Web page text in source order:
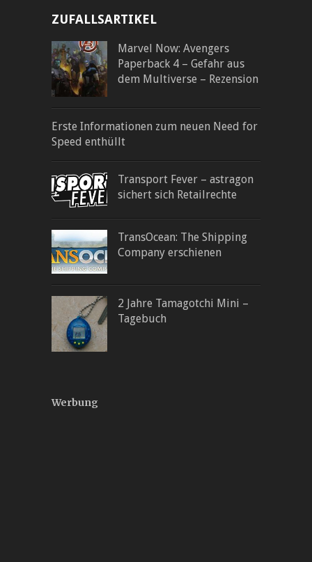
ZUFALLSARTIKEL
Marvel Now: Avengers
Paperback 4 – Gefahr aus
dem Multiverse – Rezension
Erste Informationen zum neuen Need for
Speed enthüllt
Transport Fever – astragon
sichert sich Retailrechte
TransOcean: The Shipping
Company erschienen
2 Jahre Tamagotchi Mini –
Tagebuch
Werbung